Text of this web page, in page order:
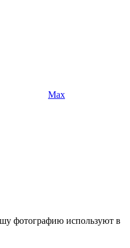
Max
фотографию используют в